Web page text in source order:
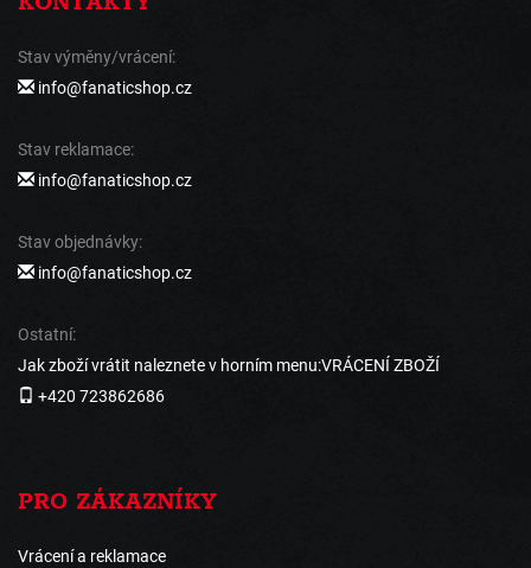
Stav výměny/vrácení:
info@fanaticshop.cz
Stav reklamace:
info@fanaticshop.cz
Stav objednávky:
info@fanaticshop.cz
Ostatní:
Jak zboží vrátit naleznete v horním menu:VRÁCENÍ ZBOŽÍ
+420 723862686
PRO ZÁKAZNÍKY
Vrácení a reklamace